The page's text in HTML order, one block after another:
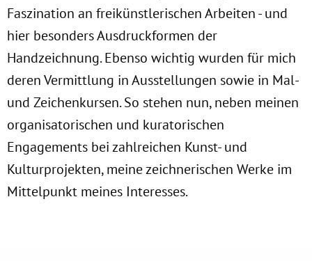
Faszination an freikünstlerischen Arbeiten - und
hier besonders Ausdruckformen der
Handzeichnung. Ebenso wichtig wurden für mich
deren Vermittlung in Ausstellungen sowie in Mal-
und Zeichenkursen. So stehen nun, neben meinen
organisatorischen und kuratorischen
Engagements bei zahlreichen Kunst- und
Kulturprojekten, meine zeichnerischen Werke im
Mittelpunkt meines Interesses.